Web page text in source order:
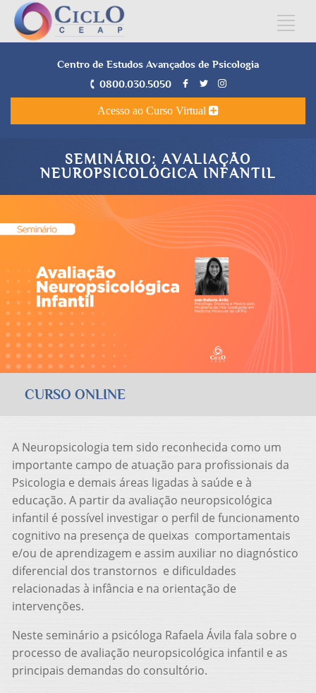
Centro de Estudos Avançados de Psicologia
0800.030.5050
Acesso ao Curso Virtual
SEMINÁRIO: AVALIAÇÃO
NEUROPSICOLÓGICA INFANTIL
CURSO ONLINE
A Neuropsicologia tem sido reconhecida como um
importante campo de atuação para profissionais da
Psicologia e demais áreas ligadas à saúde e à
educação. A partir da avaliação neuropsicológica
infantil é possível investigar o perfil de funcionamento
cognitivo na presença de queixas comportamentais
e/ou de aprendizagem e assim auxiliar no diagnóstico
diferencial dos transtornos e dificuldades
relacionadas à infância e na orientação de
intervenções.
Neste seminário a psicóloga Rafaela Ávila fala sobre o
processo de avaliação neuropsicológica infantil e as
principais demandas do consultório.